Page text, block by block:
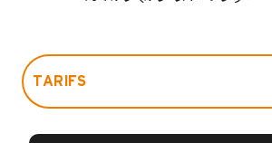
TARIFS
INFOS PRATIQUES